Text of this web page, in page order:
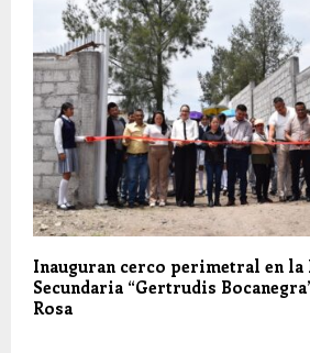
Inauguran cerco perimetral en la
Secundaria “Gertrudis
Rosa